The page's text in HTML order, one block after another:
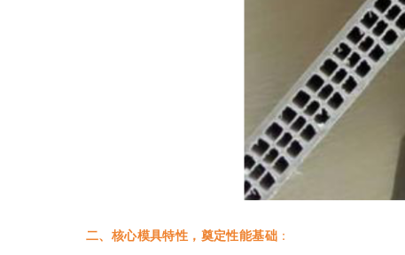
二、核心模具特性，奠定性能基础：